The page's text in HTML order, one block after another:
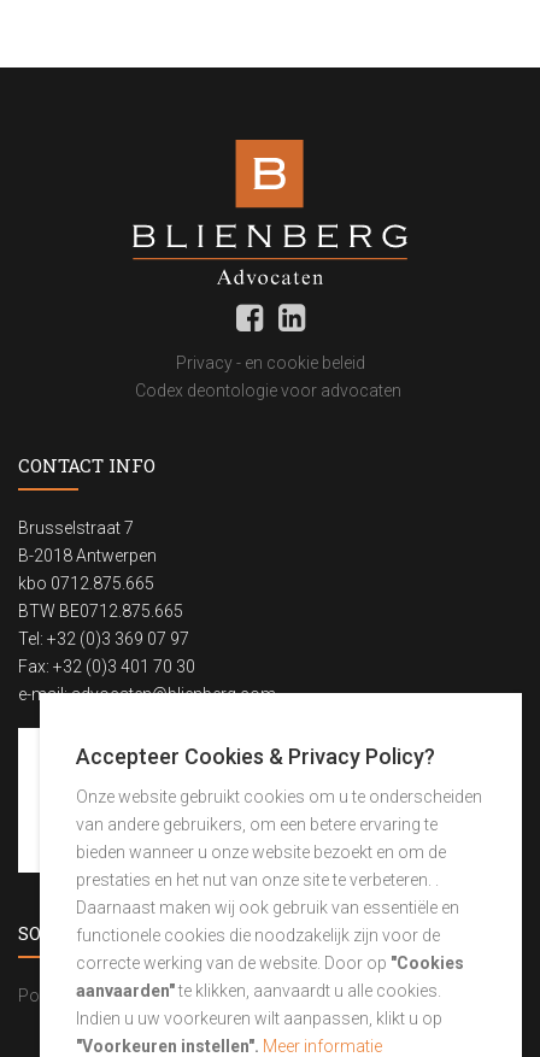
Privacy - en cookie beleid
Codex deontologie voor advocaten
CONTACT INFO
Brusselstraat 7
B-2018 Antwerpen
kbo 0712.875.665
BTW BE0712.875.665
Tel: +32 (0)3 369 07 97
Fax: +32 (0)3 401 70 30
e-mail:advocaten@blienberg.com
SOCIAL NIEUWS
Powered by Curator.io
Accepteer Cookies & Privacy Policy?
Onze website gebruikt cookies om u te onderscheiden
van andere gebruikers, om een betere ervaring te
bieden wanneer u onze website bezoekt en om de
prestaties en het nut van onze site te verbeteren. .
Daarnaast maken wij ook gebruik van essentiële en
functionele cookies die noodzakelijk zijn voor de
correcte werking van de website. Door op "Cookies
aanvaarden"te klikken, aanvaardt u alle cookies.
Indien u uw voorkeuren wilt aanpassen, klikt u op
"Voorkeuren instellen". Meer informatie